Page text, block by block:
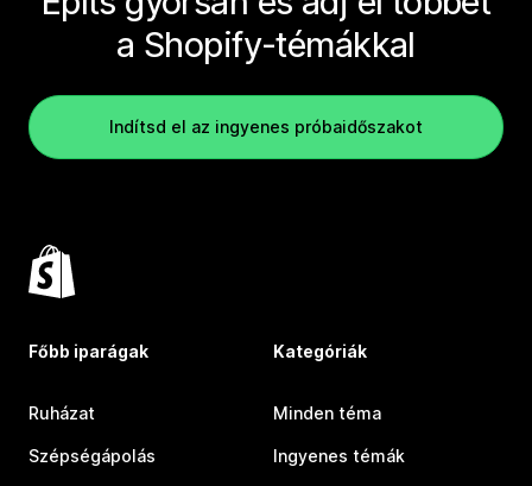
a Shopify-témákkal
Indítsd el az ingyenes próbaidőszakot
Főbb iparágak
Ruházat
Szépségápolás
Kategóriák
Minden téma
Ingyenes témák